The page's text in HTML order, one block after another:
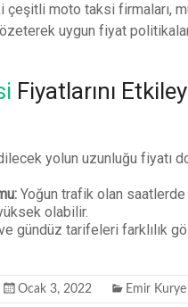
çeşitli moto taksi firmaları,
uygun fiyat
Fiyatlarını
yolun uzunluğu fiyatı
Yoğun trafik olan
olabilir.
gündüz tarifeleri farklılık
Ocak 3, 2022 Emir Kurye